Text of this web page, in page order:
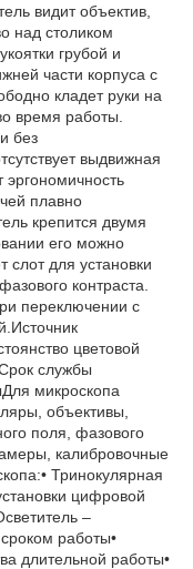
видит объектив,
над столиком
грубой и
части корпуса с
кладет руки на
время работы.
без
выдвижная
плавно
крепится двумя
его можно
для установки
контраста.
переключении с
цветовой
службы
микроскопа
объективы,
поля, фазового
калибровочные
Тринокулярная
цифровой
–
работы•
длительной работы•